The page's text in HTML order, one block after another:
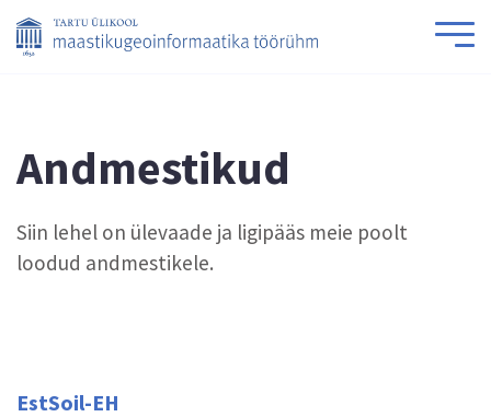
Andmestikud
Siin lehel on ülevaade ja ligipääs meie poolt
loodud andmestikele.
EstSoil-EH